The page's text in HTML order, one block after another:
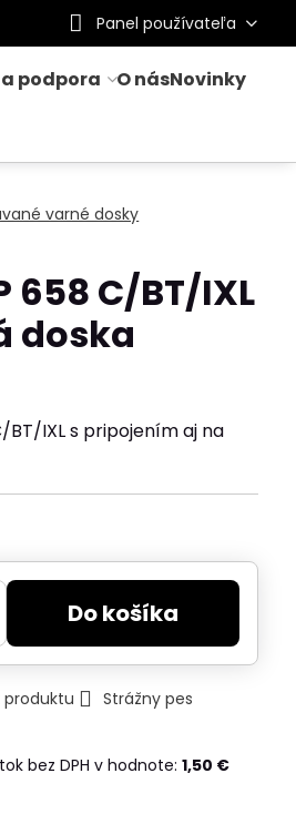
Panel používateľa
a podpora O násNovinky
varné dosky
658 C/BT/IXL
doska
BT/IXL s pripojením aj na
Do košíka
produktu
Strážny pes
bez DPH v hodnote:1,50 €